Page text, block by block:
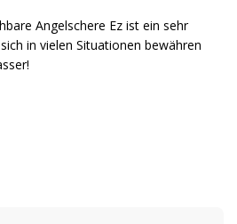
Angelschere Ez ist ein sehr
in vielen Situationen bewähren